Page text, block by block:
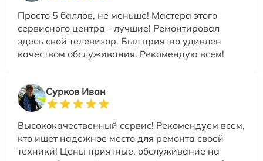
Просто 5 баллов, не меньше! Мастера этого
сервисного центра - лучшие! Ремонтировал
здесь свой телевизор. Был приятно удивлен
качеством обслуживания. Рекомендую всем!
Сурков Иван
Высококачественный сервис! Рекомендуем всем,
кто ищет надежное место для ремонта своей
техники! Цены приятные, обслуживание на